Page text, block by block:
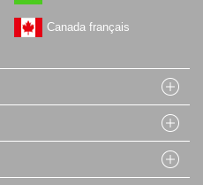
Canada français